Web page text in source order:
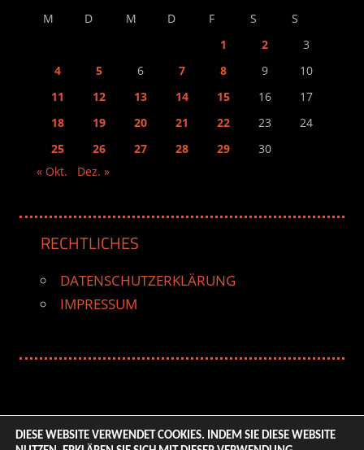
M D M D F S
S
1
2
3
4
5 6 7 8 9
10
11
12 13 14 15 16
17
18
19 20 21 22 23
24
25
26 27 28 29
30
« Okt.
Dez. »
RECHTLICHES
DATENSCHUTZERKLÄRUNG
IMPRESSUM
DIESE WEBSITE VERWENDET COOKIES. INDEM SIE DIESE WEBSITE